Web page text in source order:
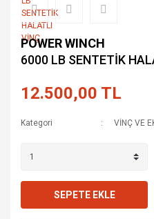
POWER WINCH
6000 LB SENTETİK
12.500,00 TL
Kategori VİNÇ VE
SEPETE EKLE